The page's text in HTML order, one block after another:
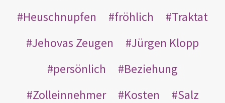
Heuschnupfen
fröhlich
Traktat
Jehovas Zeugen
Jürgen Klopp
persönlich
Beziehung
Zolleinnehmer
Kosten
Salz